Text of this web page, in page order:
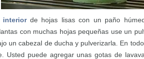
interiorde hojas lisas con un paño
con muchas hojas pequeñas use un
un cabezal de ducha y pulverizarla. En
Usted puede agregar unas gotas de